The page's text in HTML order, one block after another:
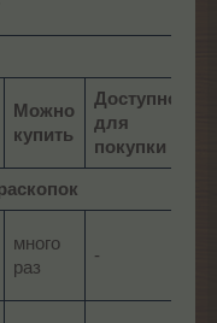
Можно
купить
Доступно
для
покупки
много
раз
-